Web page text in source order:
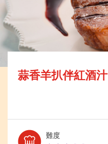
蒜香羊扒伴紅酒汁
難度Level: